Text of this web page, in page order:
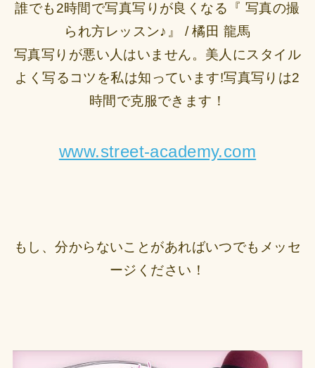
誰でも2時間で写真写りが良くなる『 写真の撮
られ方レッスン♪』 / 橘田 龍馬
写真写りが悪い人はいません。美人にスタイル
よく写るコツを私は知っています!写真写りは2
時間で克服できます！
www.street-academy.com
もし、分からないことがあればいつでもメッセ
ージください！